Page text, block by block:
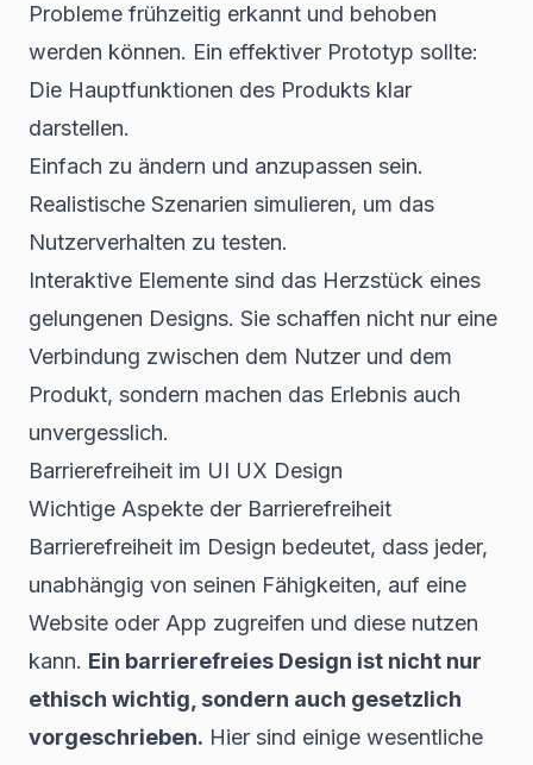
Probleme frühzeitig erkannt und behoben
werden können. Ein effektiver Prototyp sollte:
Die Hauptfunktionen des Produkts klar
darstellen.
Einfach zu ändern und anzupassen sein.
Realistische Szenarien simulieren, um das
Nutzerverhalten zu testen.
Interaktive Elemente sind das Herzstück eines
gelungenen Designs. Sie schaffen nicht nur eine
Verbindung zwischen dem Nutzer und dem
Produkt, sondern machen das Erlebnis auch
unvergesslich.
Barrierefreiheit im UI UX Design
Wichtige Aspekte der Barrierefreiheit
Barrierefreiheit im Design bedeutet, dass jeder,
unabhängig von seinen Fähigkeiten, auf eine
Website oder App zugreifen und diese nutzen
kann. Ein barrierefreies Design ist nicht nur
ethisch wichtig, sondern auch gesetzlich
vorgeschrieben. Hier sind einige wesentliche